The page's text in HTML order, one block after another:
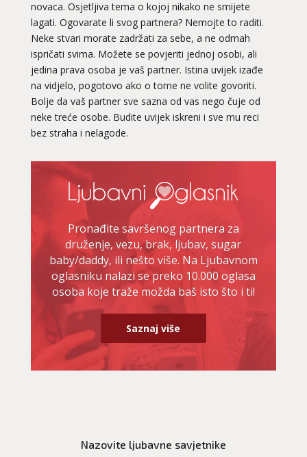
novaca. Osjetljiva tema o kojoj nikako ne smijete
lagati. Ogovarate li svog partnera? Nemojte to raditi.
Neke stvari morate zadržati za sebe, a ne odmah
ispričati svima. Možete se povjeriti jednoj osobi, ali
jedina prava osoba je vaš partner. Istina uvijek izađe
na vidjelo, pogotovo ako o tome ne volite govoriti.
Bolje da vaš partner sve sazna od vas nego čuje od
neke treće osobe. Budite uvijek iskreni i sve mu reci
bez straha i nelagode.
Pronađite savršenog partnera za
druženje, vezu, brak, ljubav, sugar
baby/daddy, ili nešto više. Na Ljubavnom
oglasniku nalazi se preko 10.000 oglasa
osoba koje traže možda baš isto što i ti!
Saznaj više
Nazovite ljubavne savjetnike
spajanje partnera